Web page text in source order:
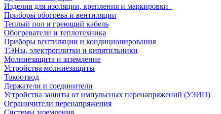
Изделия для изоляции, крепления и маркировки
Приборы обогрева и вентиляции
Теплый пол и греющий кабель
Обогреватели и теплотехника
Приборы вентиляции и кондиционирования
ТЭНы, электроплитки и кипятильники
Молниезащита и заземление
Устройства молниезащиты
Токоотвод
Держатели и соединители
Устройства защиты от импульсных перенапряжений (УЗИП)
Ограничители перенапряжения
Системы заземления